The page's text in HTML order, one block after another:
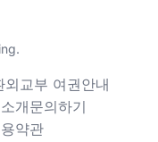
외교부 여권안내
개문의하기
약관